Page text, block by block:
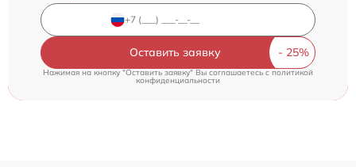
Оставить заявку
Нажимая на кнопку "Оставить заявку" Вы соглашаетесь cполитикой
конфиденциальности